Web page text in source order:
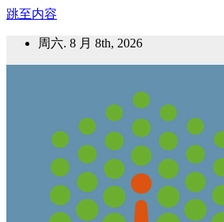
跳至内容
周六. 8 月 8th, 2026